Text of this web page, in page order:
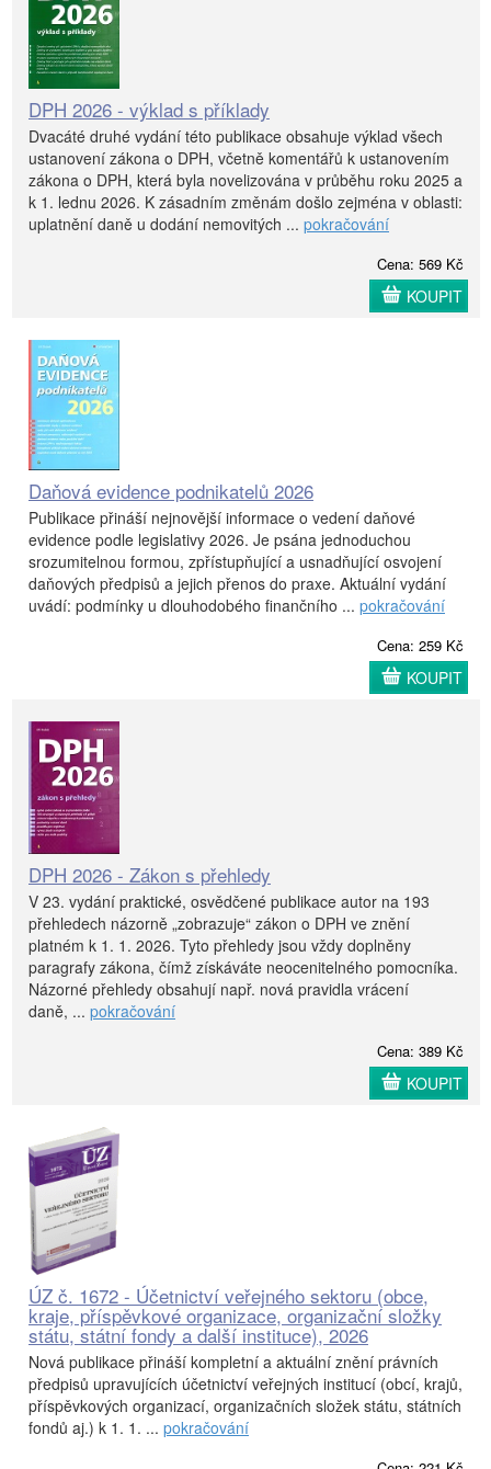
DPH 2026 - výklad s příklady
Dvacáté druhé vydání této publikace obsahuje výklad všech
ustanovení zákona o DPH, včetně komentářů k ustanovením
zákona o DPH, která byla novelizována v průběhu roku 2025 a
k 1. lednu 2026. K zásadním změnám došlo zejména v oblasti:
uplatnění daně u dodání nemovitých ... pokračování
Cena: 569 Kč
KOUPIT
Daňová evidence podnikatelů 2026
Publikace přináší nejnovější informace o vedení daňové
evidence podle legislativy 2026. Je psána jednoduchou
srozumitelnou formou, zpřístupňující a usnadňující osvojení
daňových předpisů a jejich přenos do praxe. Aktuální vydání
uvádí: podmínky u dlouhodobého finančního ... pokračování
Cena: 259 Kč
KOUPIT
DPH 2026 - Zákon s přehledy
V 23. vydání praktické, osvědčené publikace autor na 193
přehledech názorně „zobrazuje“ zákon o DPH ve znění
platném k 1. 1. 2026. Tyto přehledy jsou vždy doplněny
paragrafy zákona, čímž získáváte neocenitelného pomocníka.
Názorné přehledy obsahují např. nová pravidla vrácení
daně, ... pokračování
Cena: 389 Kč
KOUPIT
ÚZ č. 1672 - Účetnictví veřejného sektoru (obce,
kraje, příspěvkové organizace, organizační složky
státu, státní fondy a další instituce), 2026
Nová publikace přináší kompletní a aktuální znění právních
předpisů upravujících účetnictví veřejných institucí (obcí, krajů,
příspěvkových organizací, organizačních složek státu, státních
fondů aj.) k 1. 1. ... pokračování